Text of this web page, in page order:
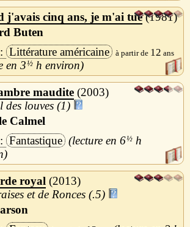
j'avais cinq ans, je m'ai tué 1981
Buten
Littérature américaine
12
3½ h
maudite 2003
des louves (1)
Calmel
Fantastique
6½ h
royal
2013
et de Ronces (.5)